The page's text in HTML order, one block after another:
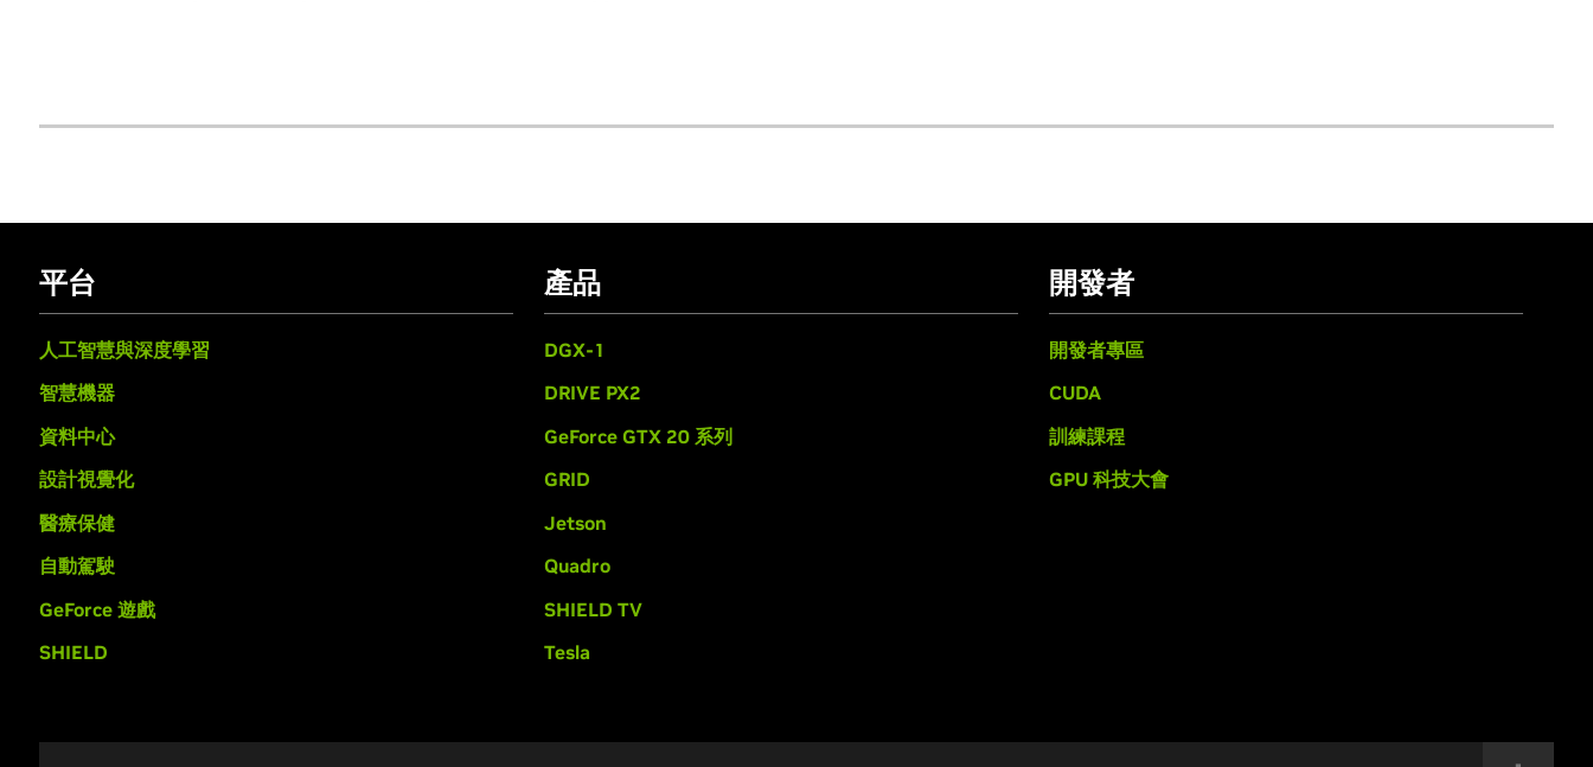
平台
人工智慧與深度學習
智慧機器
資料中心
設計視覺化
醫療保健
自動駕駛
GeForce 遊戲
SHIELD
產品
DGX-1
DRIVE PX2
GeForce GTX 20 系列
GRID
Jetson
Quadro
SHIELD TV
Tesla
開發者
開發者專區
CUDA
訓練課程
GPU 科技大會